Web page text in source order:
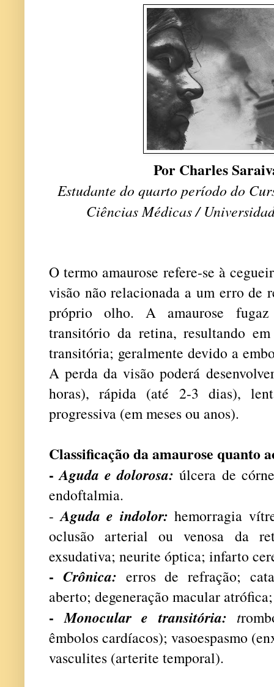
Por Charles
Estudante do quarto período do
Ciências Médicas /
O termo amaurose refere-se à
visão não relacionada a um erro de
próprio olho.A amaurose
transitório da retina, resultando
transitória; geralmente devido a
A perda da visão poderá
horas), rápida (até 2-3 dias),
progressiva (em meses ou anos).
Classificação da amaurose quanto
-Aguda e dolorosa: úlcera de
endoftalmia.
-Aguda e indolor: hemorragia
oclusão arterial ou venosa da
exsudativa; neurite óptica; infarto
- Crônica: erros de refração;
aberto; degeneração macular
-Monocular e transitória: t
êmbolos cardíacos); vasoespasmo
vasculites (arterite temporal).